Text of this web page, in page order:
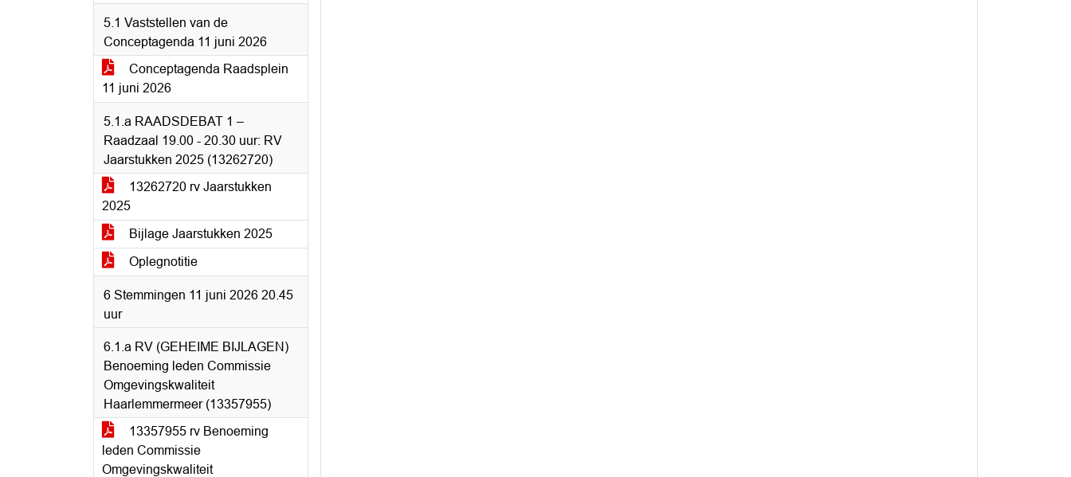
5.1 Vaststellen van de
Conceptagenda 11 juni 2026
Conceptagenda Raadsplein
11 juni 2026
5.1.a RAADSDEBAT 1 –
Raadzaal 19.00 - 20.30 uur: RV
Jaarstukken 2025 (13262720)
13262720 rv Jaarstukken
2025
Bijlage Jaarstukken 2025
Oplegnotitie
6 Stemmingen 11 juni 2026 20.45
uur
6.1.a RV (GEHEIME BIJLAGEN)
Benoeming leden Commissie
Omgevingskwaliteit
Haarlemmermeer (13357955)
13357955 rv Benoeming
leden Commissie
Omgevingskwaliteit